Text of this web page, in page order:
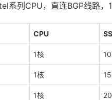
系列CPU，直连BGP线路
CPU
1核
1核
1核